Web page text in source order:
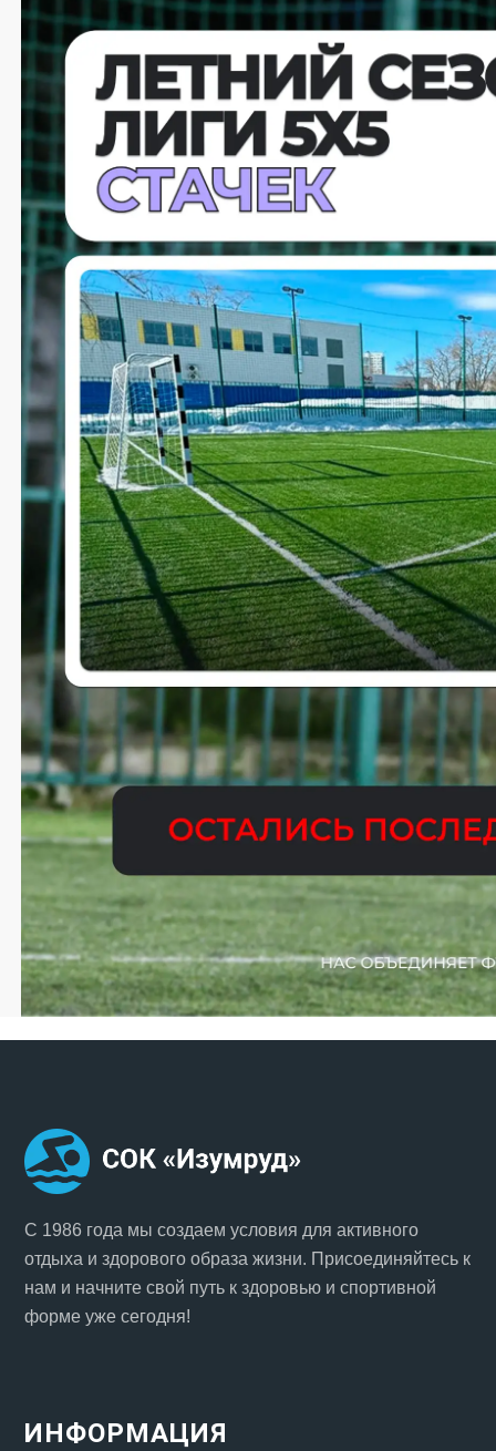
С 1986 года мы создаем условия для активного
отдыха и здорового образа жизни. Присоединяйтесь к
нам и начните свой путь к здоровью и спортивной
форме уже сегодня!
ИНФОРМАЦИЯ